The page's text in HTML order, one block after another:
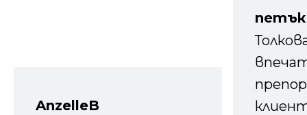
AnzelleB